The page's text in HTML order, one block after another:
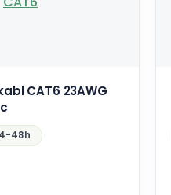
CAT6 23AWG
48h